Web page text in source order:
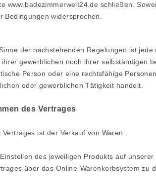
www.badezimmerwelt24.de schließen.
Bedingungen widersprochen.
der nachstehenden Regelungen ist
gewerblichen noch ihrer selbständigen
Person oder eine rechtsfähige
oder gewerblichen Tätigkeit handelt.
des Vertrages
ist der Verkauf von Waren .
des jeweiligen Produkts auf
über das Online-Warenkorbsystem zu